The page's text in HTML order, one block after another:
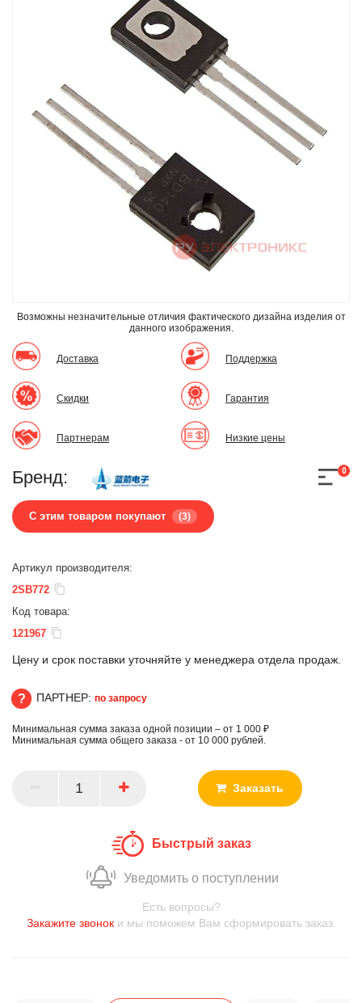
Возможны незначительные отличия фактического дизайна изделия от
данного изображения.
Доставка
Скидки
Партнерам
Поддержка
Гарантия
Низкие цены
Бренд:
С этим товаром покупают (3)
0
Артикул производителя:
2SB772
Код товара:
121967
Цену и срок поставки уточняйте у менеджера отдела продаж.
ПАРТНЕР
ПАРТНЕР: по запросу
Минимальная сумма заказа одной позиции – от 1 000 ₽
Минимальная сумма общего заказа - от 10 000 рублей.
Заказать
Быстрый заказ
Уведомить о поступлении
Есть вопросы?
Закажите звоноки мы поможем Вам сформировать заказ.